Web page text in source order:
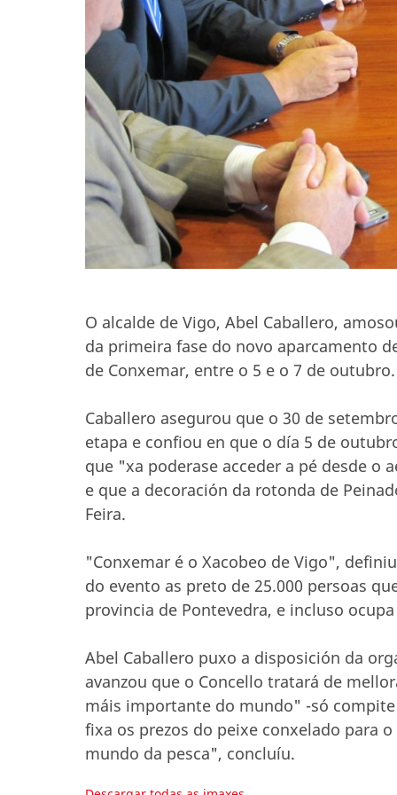
O alcalde de Vigo, Abel Caballero,
da primeira fase do novo aparcamento
de Conxemar, entre o 5 e o 7 de outubro.
Caballero asegurou que o 30 de
etapa e confiou en que o día 5 de
que "xa poderase acceder a pé desde o
e que a decoración da rotonda de
Feira.
"Conxemar é o Xacobeo de Vigo",
do evento as preto de 25.000 persoas
provincia de Pontevedra, e incluso
Abel Caballero puxo a disposición da
avanzou que o Concello tratará de
máis importante do mundo" -só
fixa os prezos do peixe conxelado para
mundo da pesca", concluíu.